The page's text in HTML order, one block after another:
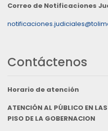
Correo de Notificaciones
Contáctenos
Horario de atención
ATENCIÓN AL PÚBLICO EN
PISO DE LA GOBERNACION